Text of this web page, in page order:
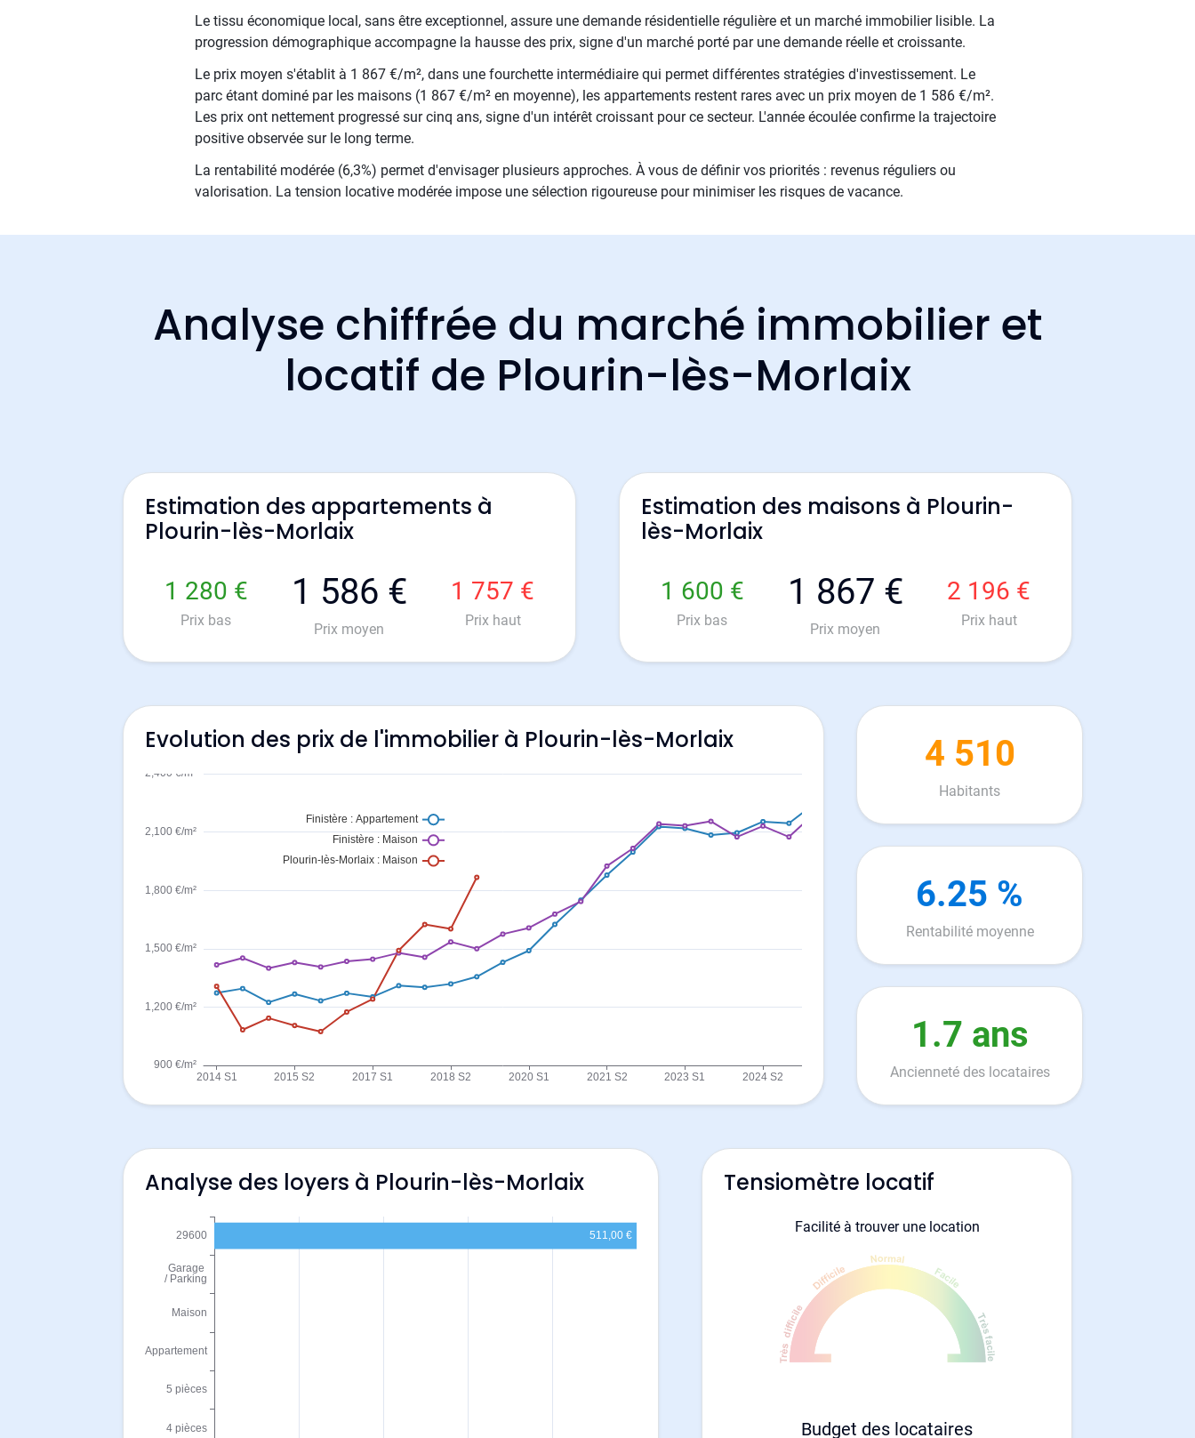
Le tissu économique local, sans être exceptionnel, assure une demande résidentielle régulière et un marché immobilier lisible. La
progression démographique accompagne la hausse des prix, signe d'un marché porté par une demande réelle et croissante.
Le prix moyen s'établit à 1 867 €/m², dans une fourchette intermédiaire qui permet différentes stratégies d'investissement. Le
parc étant dominé par les maisons (1 867 €/m² en moyenne), les appartements restent rares avec un prix moyen de 1 586 €/m².
Les prix ont nettement progressé sur cinq ans, signe d'un intérêt croissant pour ce secteur. L'année écoulée confirme la trajectoire
positive observée sur le long terme.
La rentabilité modérée (6,3%) permet d'envisager plusieurs approches. À vous de définir vos priorités : revenus réguliers ou
valorisation. La tension locative modérée impose une sélection rigoureuse pour minimiser les risques de vacance.
Analyse chiffrée du marché immobilier et
locatif de Plourin-lès-Morlaix
Estimation des appartements à
Plourin-lès-Morlaix
1 280 €
Prix bas
1 586 €
Prix moyen
1 757 €
Prix haut
Estimation des maisons à Plourin-
lès-Morlaix
1 600 €
Prix bas
1 867 €
Prix moyen
2 196 €
Prix haut
Evolution des prix de l'immobilier à Plourin-lès-Morlaix 4 510
Habitants
6.25 %
Rentabilité moyenne
1.7 ans
Ancienneté des locataires
Analyse des loyers à Plourin-lès-Morlaix Tensiomètre locatif
Facilité à trouver une location
Budget des locataires